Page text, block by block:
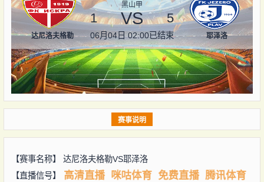
达尼洛夫格勒
黑山甲
1 VS 5
06月04日 02:00已结束 耶泽洛
赛事说明
【赛事名称】 达尼洛夫格勒VS耶泽洛
【直播信号】
高清直播 咪咕体育 免费直播 腾讯体育